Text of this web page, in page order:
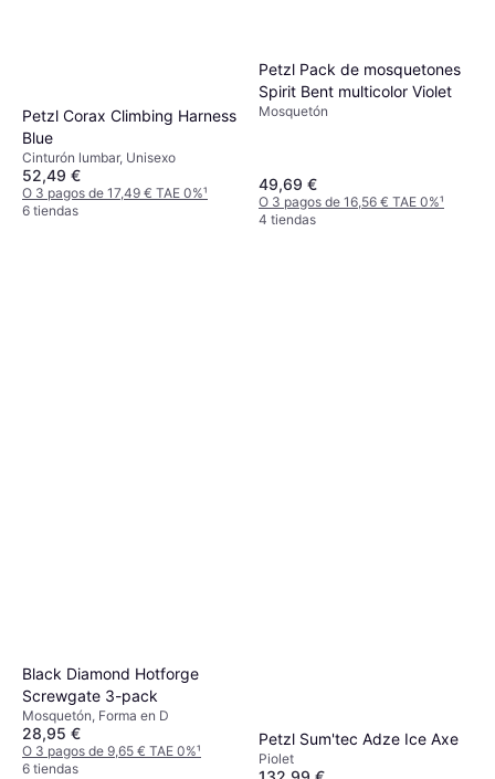
Petzl Corax Climbing Harness
Blue
Cinturón lumbar, Unisexo
52,49 €
O 3 pagos de 17,49 € TAE 0%¹
6 tiendas
Petzl Pack de mosquetones
Spirit Bent multicolor Violet
Mosquetón
49,69 €
O 3 pagos de 16,56 € TAE 0%¹
4 tiendas
Black Diamond Hotforge
Screwgate 3-pack
Mosquetón, Forma en D
28,95 €
O 3 pagos de 9,65 € TAE 0%¹
6 tiendas
Petzl Sum'tec Adze Ice Axe
Piolet